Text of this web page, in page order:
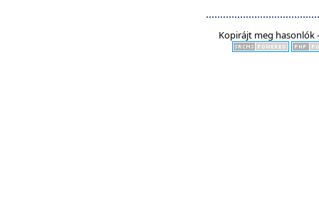
Kopirájt meg hasonlók